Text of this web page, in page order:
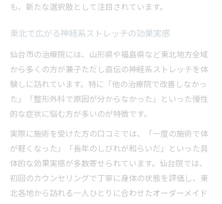
も、新たな選択肢として注目されています。
東北で広がる神経系ストレッチの効果実感
仙台市の治療院には、山形県や福島県など東北地方全域
から多くの方が兼子ただし直伝の神経系ストレッチを体
験しに訪れています。特に「他の治療院で改善しなかっ
た」「整形外科で原因が分からなかった」といった慢性
的な症状に悩む方が多いのが特徴です。
実際に施術を受けた方の口コミでは、「一度の施術で体
が軽くなった」「長年のしびれが和らいだ」といった具
体的な効果実感が多数寄せられています。仙台院では、
初回のカウンセリングで丁寧に身体の状態を評価し、東
北各地から訪れる一人ひとりに合わせたオーダーメイド